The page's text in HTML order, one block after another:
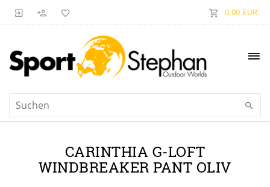
0,00 EUR
CARINTHIA G-LOFT
WINDBREAKER PANT OLIV